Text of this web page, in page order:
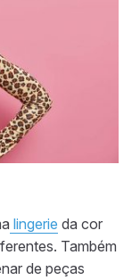
lingerie da cor
Também
de peças